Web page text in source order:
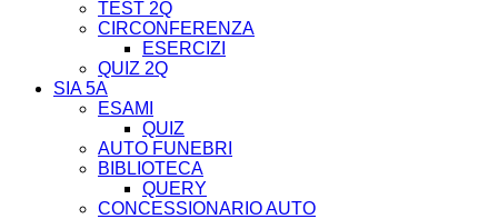
TEST 2Q
CIRCONFERENZA
ESERCIZI
QUIZ 2Q
SIA 5A
ESAMI
QUIZ
AUTO FUNEBRI
BIBLIOTECA
QUERY
CONCESSIONARIO AUTO